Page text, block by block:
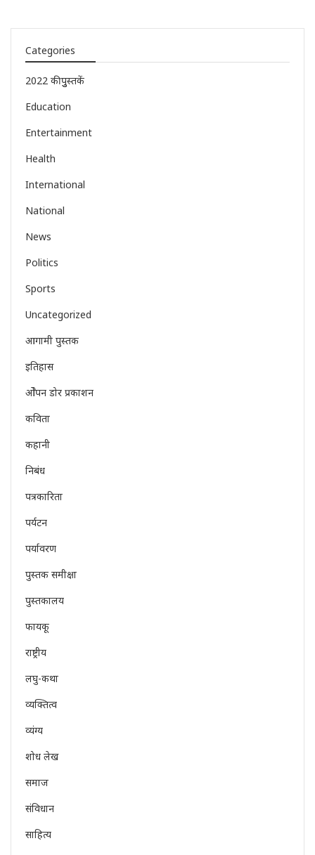
Categories
2022 की पुुस्तकें
Education
Entertainment
Health
International
National
News
Politics
Sports
Uncategorized
आगामी पुस्तक
इतिहास
ओेपन डोर प्रकाशन
कविता
कहानी
निबंध
पत्रकारिता
पर्यटन
पर्यावरण
पुस्तक समीक्षा
पुस्तकालय
फायकू
राष्ट्रीय
लघु-कथा
व्यक्तित्व
व्यंग्य
शोध लेख
समाज
संविधान
साहित्य